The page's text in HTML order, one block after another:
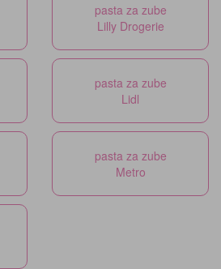
pasta za zube
Lilly Drogerie
pasta za zube
Lidl
pasta za zube
Metro